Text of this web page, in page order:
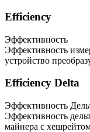
Efficiency
Эффективность
Эффективность
устройство
Efficiency Delta
Эффективность
Эффективность
майнера с